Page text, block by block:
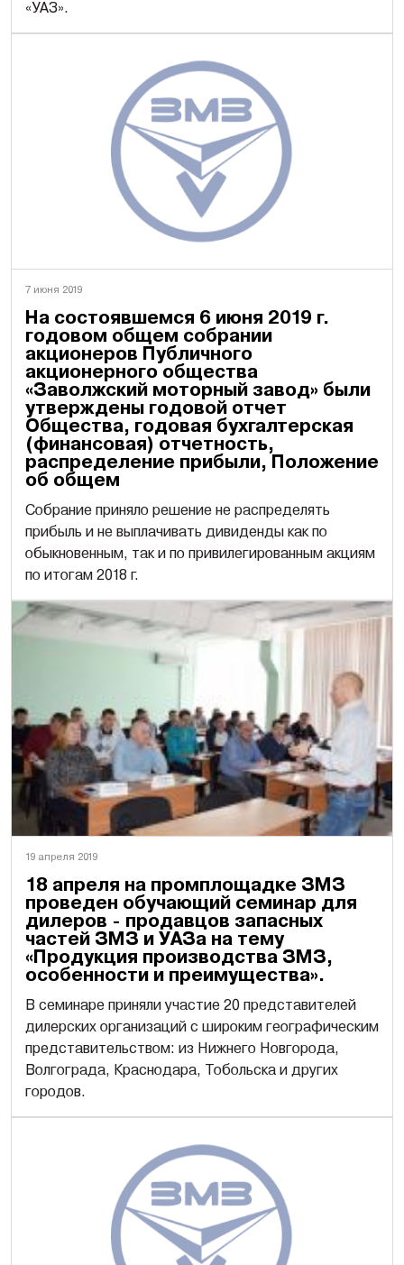
«УАЗ».
7 июня 2019
На состоявшемся 6 июня 2019 г.
годовом общем собрании
акционеров Публичного
акционерного общества
«Заволжский моторный завод» были
утверждены годовой отчет
Общества, годовая бухгалтерская
(финансовая) отчетность,
распределение прибыли, Положение
об общем
Собрание приняло решение не распределять
прибыль и не выплачивать дивиденды как по
обыкновенным, так и по привилегированным акциям
по итогам 2018 г.
19 апреля 2019
18 апреля на промплощадке ЗМЗ
проведен обучающий семинар для
дилеров - продавцов запасных
частей ЗМЗ и УАЗа на тему
«Продукция производства ЗМЗ,
особенности и преимущества».
В семинаре приняли участие 20 представителей
дилерских организаций с широким географическим
представительством: из Нижнего Новгорода,
Волгограда, Краснодара, Тобольска и других
городов.